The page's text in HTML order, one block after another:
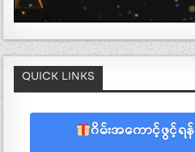
QUICK LINKS
ဂိမ်းအကောင့်ဖွင့်ရန်